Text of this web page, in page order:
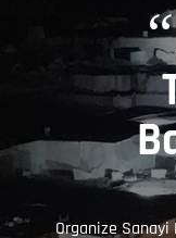
“
Organize Sanayi